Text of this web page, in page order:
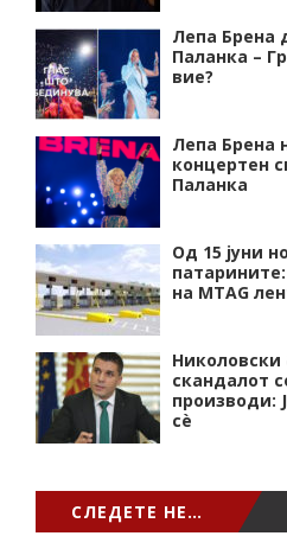
Лепа Брена
Паланка –
вие?
Лепа Брена
концертен
Паланка
Од 15 јуни
на MTAG
Николовски
скандалот
производи:
сѐ
СЛЕДЕТЕ НЕ…